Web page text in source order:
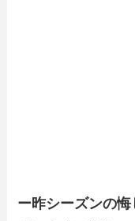
ー昨シーズンの